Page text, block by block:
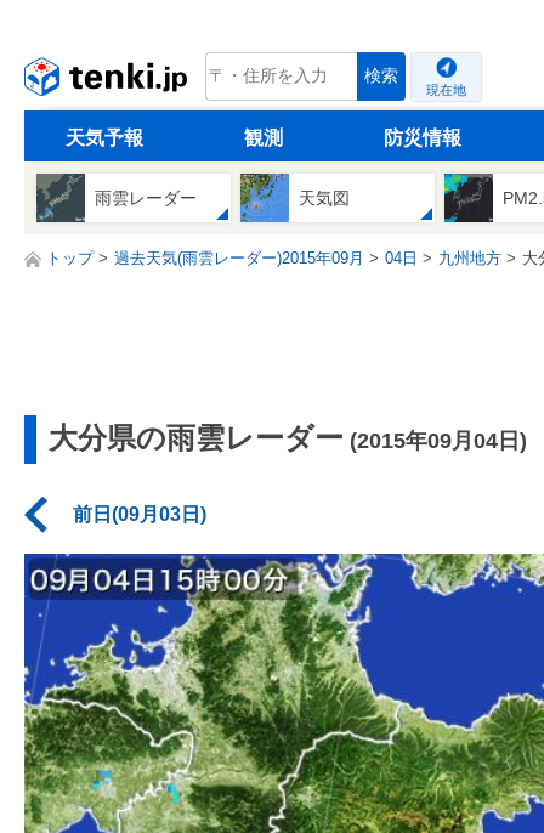
tenki.jp 検索
現在地
天気予報 観測 防災情報
雨雲レーダー 天気図
トップ 過去天気(雨雲レーダー)2015年09月 04日 九州地方 大
大分県の雨雲レーダー (2015年09月04日)
前日(09月03日)